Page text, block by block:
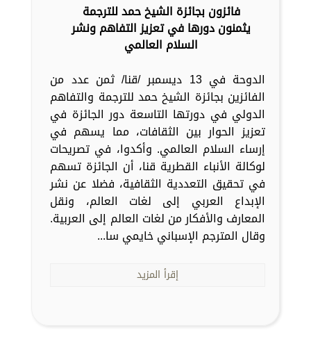
فائزون بجائزة الشيخ حمد للترجمة
يثمنون دورها في تعزيز التفاهم ونشر
السلام العالمي
الدوحة في 13 ديسمبر /قنا/ ثمن عدد من
الفائزين بجائزة الشيخ حمد للترجمة والتفاهم
الدولي في دورتها التاسعة دور الجائزة في
تعزيز الحوار بين الثقافات، مما يسهم في
إرساء السلام العالمي. وأكدوا، في تصريحات
لوكالة الأنباء القطرية قنا، أن الجائزة تسهم
في تحقيق التعددية الثقافية، فضلا عن نشر
الإبداع العربي إلى لغات العالم، ونقل
المعارف والأفكار من لغات العالم إلى العربية.
وقال المترجم الإسباني خايمي سا...
إقرأ المزيد